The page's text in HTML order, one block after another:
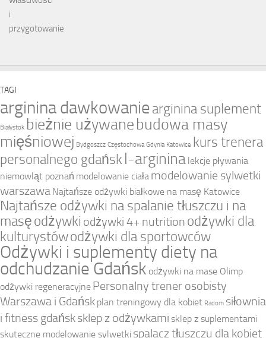
TAGI
arginina dawkowaniearginina suplement
Białystok bieżnie używanebudowa masy
mięśniowej Bydgoszcz Częstochowa Gdynia Katowice kurs trenera
personalnego gdańsk l-arginina lekcje pływania
niemowląt poznań modelowanie ciała modelowanie sylwetki
warszawa Najtańsze odżywki białkowe na masę Katowice
Najtańsze odżywki na spalanie tłuszczu i na
masęodżywki odżywki 4+ nutrition odżywki dla
kulturystówodżywki dla sportowców
Odżywki i suplementy diety na
odchudzanie Gdańsk odżywki na mase Olimp
odżywki regeneracyjne Personalny trener osobisty
Warszawa i Gdańsk plan treningowy dla kobiet Radom siłownia
i fitness gdańsksklep z odżywkami sklep z suplementami
skuteczne modelowanie sylwetki spalacz tłuszczu dla kobiet